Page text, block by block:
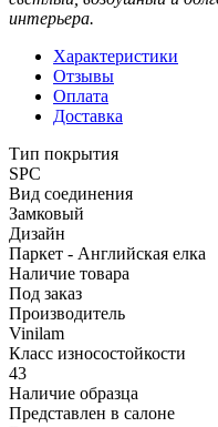
интерьера.
Характеристики
Отзывы
Оплата
Доставка
Тип покрытия
SPC
Вид соединения
Замковый
Дизайн
Паркет - Английская елка
Наличие товара
Под заказ
Производитель
Vinilam
Класс износостойкости
43
Наличие образца
Представлен в салоне